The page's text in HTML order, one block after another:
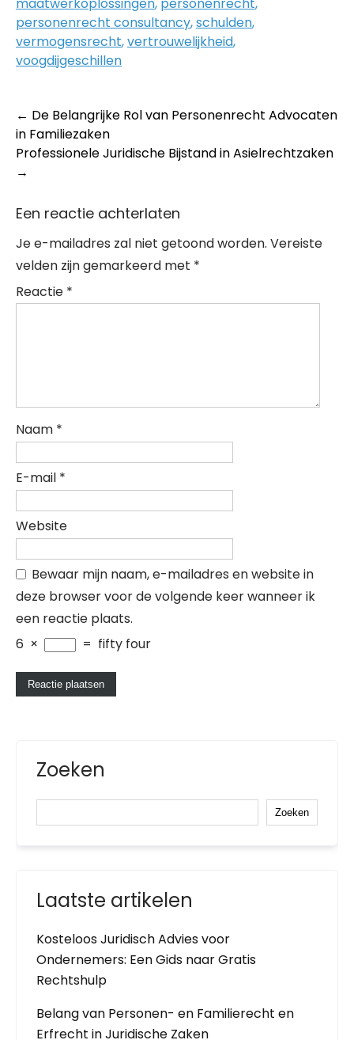
personenrecht consultancy,schulden,
vermogensrecht,vertrouwelijkheid,
voogdijgeschillen
Post
navigation
← De Belangrijke Rol van Personenrecht Advocaten
in Familiezaken
Professionele Juridische Bijstand in Asielrechtzaken
→
Een reactie achterlaten
Je e-mailadres zal niet getoond worden. Vereiste
velden zijn gemarkeerd met *
Reactie *
Naam *
E-mail *
Website
Bewaar mijn naam, e-mailadres en website in
deze browser voor de volgende keer wanneer ik
een reactie plaats.
6 × = fifty four
Zoeken
Zoeken
Laatste artikelen
Kosteloos Juridisch Advies voor
Ondernemers: Een Gids naar Gratis
Rechtshulp
Belang van Personen- en Familierecht en
Erfrecht in Juridische Zaken